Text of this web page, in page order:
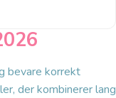
bevare korrekt
der kombinerer lang